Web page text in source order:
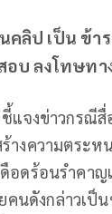
ลิป เป็น ข้าร
อบ ลงโทษทา
แจงข่าวกรณี
งความตระห
อดร้อนรำคา
นดังกล่าวเป็น